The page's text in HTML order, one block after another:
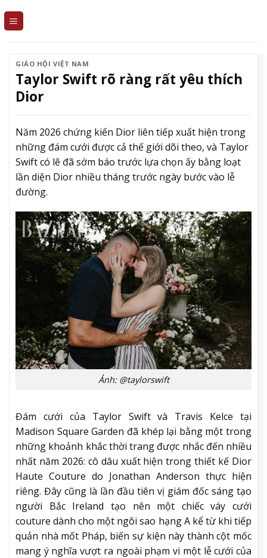
GIÁO HỘI VIỆT NAM
Taylor Swift rõ ràng rất yêu thích
Dior
Năm 2026 chứng kiến Dior liên tiếp xuất hiện trong
những đám cưới được cả thế giới dõi theo, và Taylor
Swift có lẽ đã sớm báo trước lựa chọn ấy bằng loạt
lần diện Dior nhiều tháng trước ngày bước vào lễ
đường.
Ảnh: @taylorswift
Đám cưới của Taylor Swift và Travis Kelce tại
Madison Square Garden đã khép lại bằng một trong
những khoảnh khắc thời trang được nhắc đến nhiều
nhất năm 2026: cô dâu xuất hiện trong thiết kế Dior
Haute Couture do Jonathan Anderson thực hiện
riêng. Đây cũng là lần đầu tiên vị giám đốc sáng tạo
người Bắc Ireland tạo nên một chiếc váy cưới
couture dành cho một ngôi sao hạng A kể từ khi tiếp
quản nhà mốt Pháp, biến sự kiện này thành cột mốc
mang ý nghĩa vượt ra ngoài phạm vi một lễ cưới của